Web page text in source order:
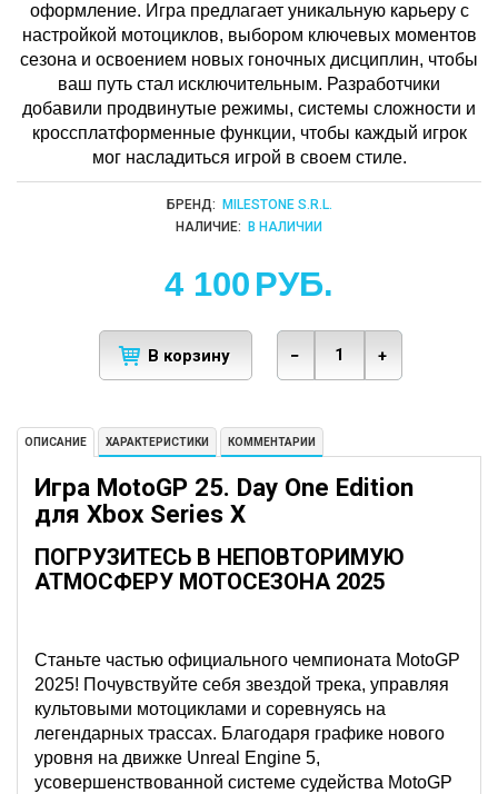
оформление. Игра предлагает уникальную карьеру с
настройкой мотоциклов, выбором ключевых моментов
сезона и освоением новых гоночных дисциплин, чтобы
ваш путь стал исключительным. Разработчики
добавили продвинутые режимы, системы сложности и
кроссплатформенные функции, чтобы каждый игрок
мог насладиться игрой в своем стиле.
БРЕНД:
MILESTONE S.R.L.
НАЛИЧИЕ:
В НАЛИЧИИ
4 100 РУБ.
В корзину − +
ОПИСАНИЕ ХАРАКТЕРИСТИКИ КОММЕНТАРИИ
Игра MotoGP 25. Day One Edition
для Xbox Series X
ПОГРУЗИТЕСЬ В НЕПОВТОРИМУЮ
АТМОСФЕРУ МОТОСЕЗОНА 2025
Станьте частью официального чемпионата MotoGP
2025! Почувствуйте себя звездой трека, управляя
культовыми мотоциклами и соревнуясь на
легендарных трассах. Благодаря графике нового
уровня на движке Unreal Engine 5,
усовершенствованной системе судейства MotoGP